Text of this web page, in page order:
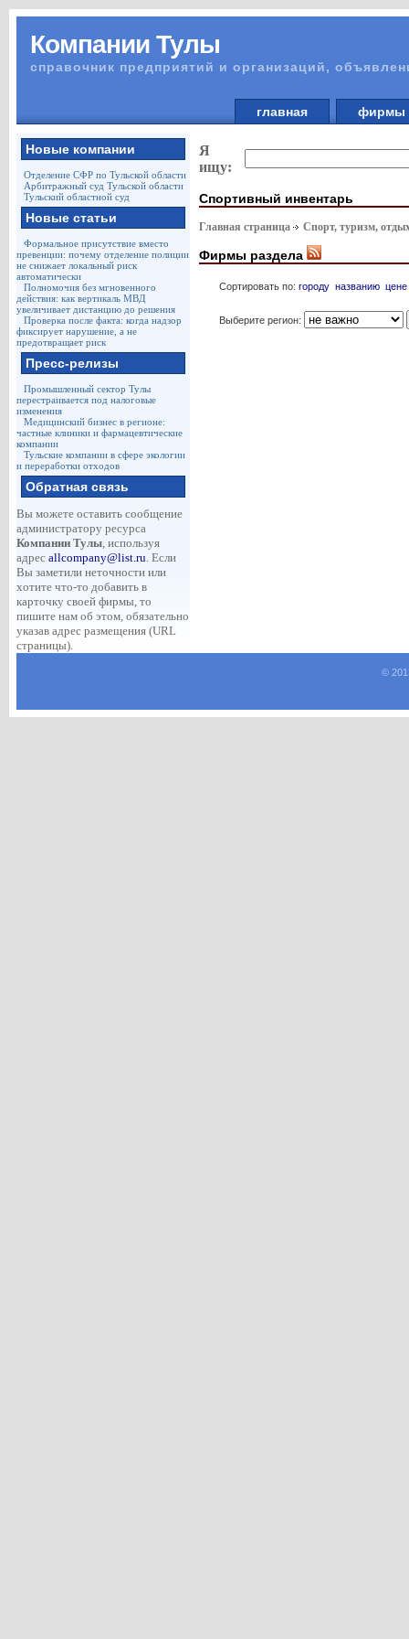
Компании Тулы
справочник предприятий и организаций,
главная
Новые компании
Отделение СФР по Тульской области
Арбитражный суд Тульской области
Тульский областной суд
Новые статьи
Формальное присутствие вместо
превенции: почему отделение полиции
не снижает локальный риск
автоматически
Полномочия без мгновенного
действия: как вертикаль МВД
увеличивает дистанцию до решения
Проверка после факта: когда надзор
фиксирует нарушение, а не
предотвращает риск
Пресс-релизы
Промышленный сектор Тулы
перестраивается под налоговые
изменения
Медицинский бизнес в регионе:
частные клиники и фармацевтические
компании
Тульские компании в сфере экологии
и переработки отходов
Обратная связь
Вы можете оставить сообщение
администратору ресурса
Компании Тулы, используя
адрес allcompany@list.ru. Если
Вы заметили неточности или
хотите что-то добавить в
карточку своей фирмы, то
пишите нам об этом, обязательно
указав адрес размещения (URL
страницы).
Я
ищу:
Спортивный инвентарь
Главная страница Спорт, туризм,
Фирмы раздела
Сортировать по: городу названию цене
Выберите регион:
©